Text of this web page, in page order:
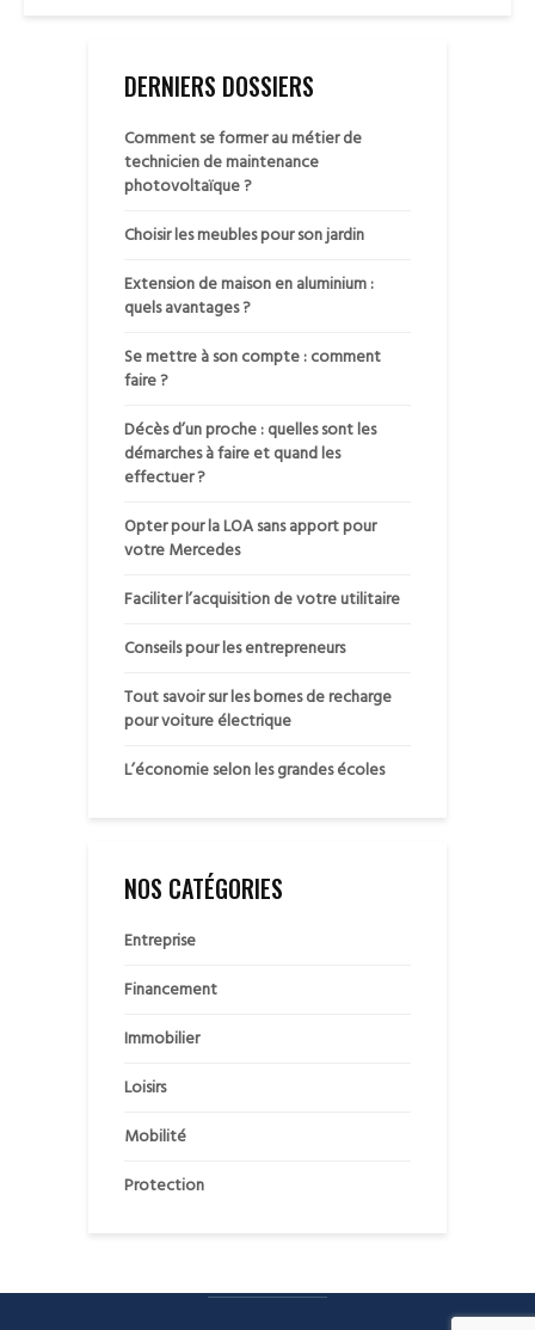
DERNIERS DOSSIERS
Comment se former au métier de
technicien de maintenance
photovoltaïque ?
Choisir les meubles pour son jardin
Extension de maison en aluminium :
quels avantages ?
Se mettre à son compte : comment
faire ?
Décès d’un proche : quelles sont les
démarches à faire et quand les
effectuer ?
Opter pour la LOA sans apport pour
votre Mercedes
Faciliter l’acquisition de votre utilitaire
Conseils pour les entrepreneurs
Tout savoir sur les bornes de recharge
pour voiture électrique
L’économie selon les grandes écoles
NOS CATÉGORIES
Entreprise
Financement
Immobilier
Loisirs
Mobilité
Protection